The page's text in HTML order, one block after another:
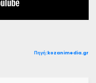
Πηγή:kozanimedia.gr